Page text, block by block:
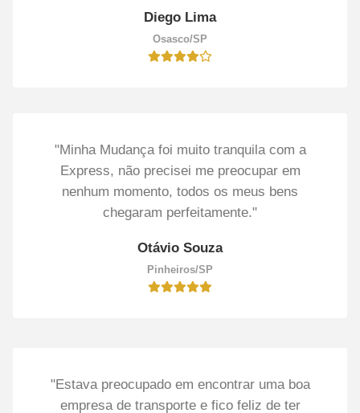
Diego Lima
Osasco/SP
"Minha Mudança foi muito tranquila com a
Express, não precisei me preocupar em
nenhum momento, todos os meus bens
chegaram perfeitamente."
Otávio Souza
Pinheiros/SP
"Estava preocupado em encontrar uma boa
empresa de transporte e fico feliz de ter